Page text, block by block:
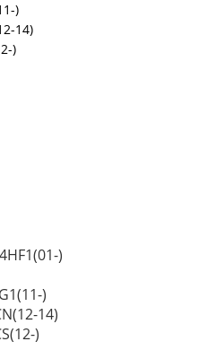
)
14)
)
)
)
14)
)